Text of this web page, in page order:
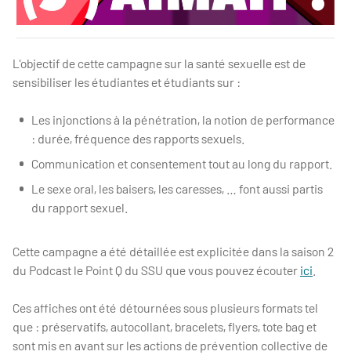
Affiche
L'objectif de cette campagne sur la santé sexuelle est de
sensibiliser les étudiantes et étudiants sur :
Les injonctions à la pénétration, la notion de performance
: durée, fréquence des rapports sexuels.
Communication et consentement tout au long du rapport.
Le sexe oral, les baisers, les caresses, … font aussi partis
du rapport sexuel.
Cette campagne a été détaillée est explicitée dans la saison 2
du Podcast le Point Q du SSU que vous pouvez écouter ici
Ces affiches ont été détournées sous plusieurs formats tel
que : préservatifs, autocollant, bracelets, flyers, tote bag et
sont mis en avant sur les actions de prévention collective de